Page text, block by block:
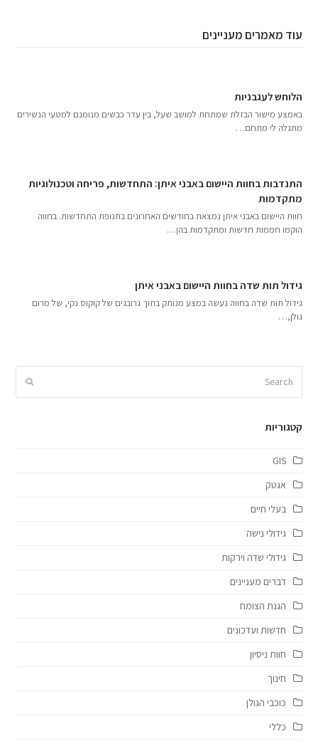
עוד מאמרים מעניינים
הלוחש לעגבניות
באמצע מישור הבזלת שמתחת למושב שעל, בין עדר כבשים מנומנם למטעי הנשירים
מתגלה לי מתחם…
התנדבות בחוות היישום באבני איתן: התחדשות, פריחה וטכנולוגיות
מתקדמות
חוות היישום באבני איתן נמצאת בחודשים האחרונים בתנופת התחדשות. בחווה
הוקמו חממות חדשות ומתקדמות בהן…
גידול תות שדה בחוות היישום באבני איתן
גידול תות שדה בחווה נעשה במצע מנותק בתוך גרובגים של קוקוס נקי, של מרום
גולן,…
Submit
קטגוריות
GIS
אגטק
בעלי חיים
גידולי נישה
גידולי שדה וירקות
דברים מעניינים
הגנת הצומח
חדשות ועדכונים
חוות ניסיון
חינוך
כוכבי הגולן
כללי